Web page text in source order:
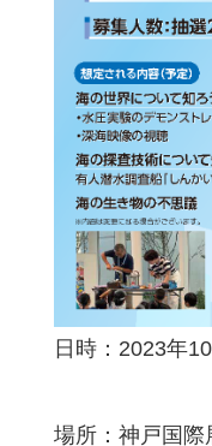
日時：2023年
場所：神戸国際